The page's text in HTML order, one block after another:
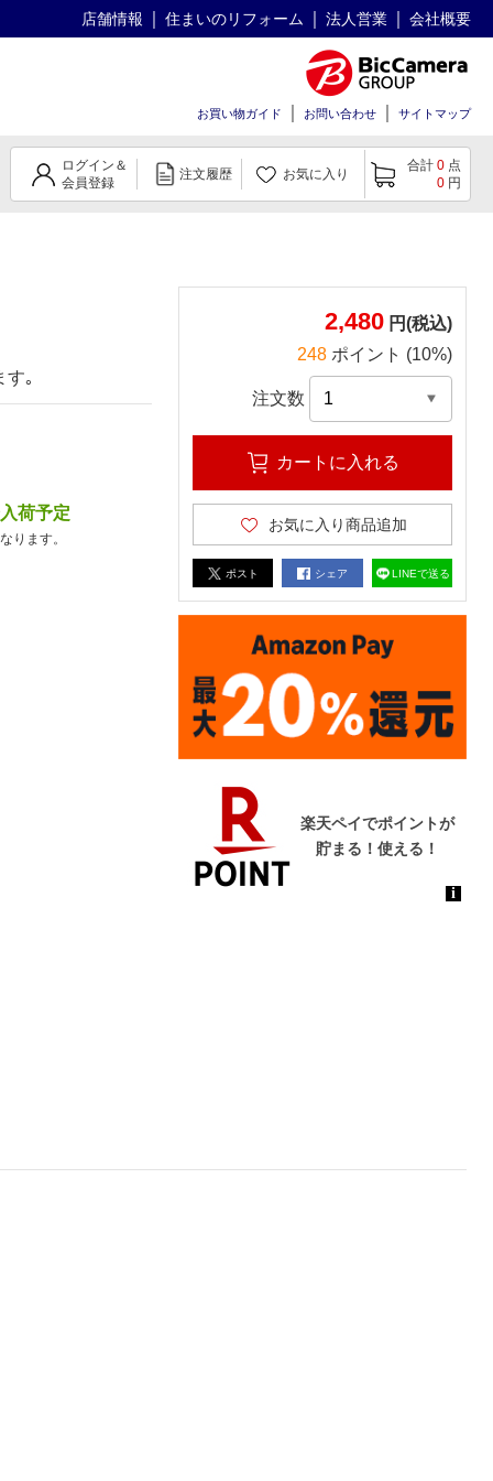
店舗情報 住まいのリフォーム 法人営業 会社概要
お買い物ガイド お問い合わせ サイトマップ
ログイン＆
会員登録
注文履歴 お気に入り
合計 0 点
0 円
す｡
荷予定
ります。
2,480 円(税込)
248 ポイント (10%)
注文数
カートに入れる
お気に入り商品追加
ポスト シェア LINEで送る